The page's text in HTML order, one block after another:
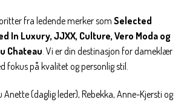
fra ledende merker som Selected
In Luxury, JJXX, Culture, Vero Moda og
Chateau. Vi er din destinasjon for dameklær
fokus på kvalitet og personlig stil.
(daglig leder), Rebekka, Anne-Kjersti og